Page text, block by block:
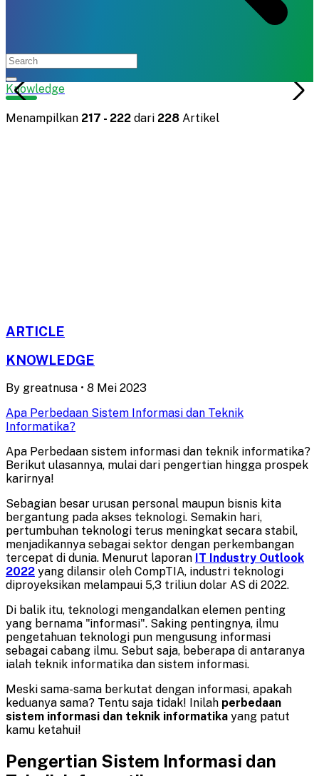
Knowledge
Menampilkan 217 - 222 dari 228 Artikel
ARTICLE
KNOWLEDGE
By greatnusa • 8 Mei 2023
Apa Perbedaan Sistem Informasi dan Teknik
Informatika?
Apa Perbedaan sistem informasi dan teknik informatika?
Berikut ulasannya, mulai dari pengertian hingga prospek
karirnya!
Sebagian besar urusan personal maupun bisnis kita
bergantung pada akses teknologi. Semakin hari,
pertumbuhan teknologi terus meningkat secara stabil,
menjadikannya sebagai sektor dengan perkembangan
tercepat di dunia. Menurut laporan IT Industry Outlook
2022 yang dilansir oleh CompTIA, industri teknologi
diproyeksikan melampaui 5,3 triliun dolar AS di 2022.
Di balik itu, teknologi mengandalkan elemen penting
yang bernama "informasi". Saking pentingnya, ilmu
pengetahuan teknologi pun mengusung informasi
sebagai cabang ilmu. Sebut saja, beberapa di antaranya
ialah teknik informatika dan sistem informasi.
Meski sama-sama berkutat dengan informasi, apakah
keduanya sama? Tentu saja tidak! Inilah perbedaan
sistem informasi dan teknik informatika yang patut
kamu ketahui!
Pengertian Sistem Informasi dan